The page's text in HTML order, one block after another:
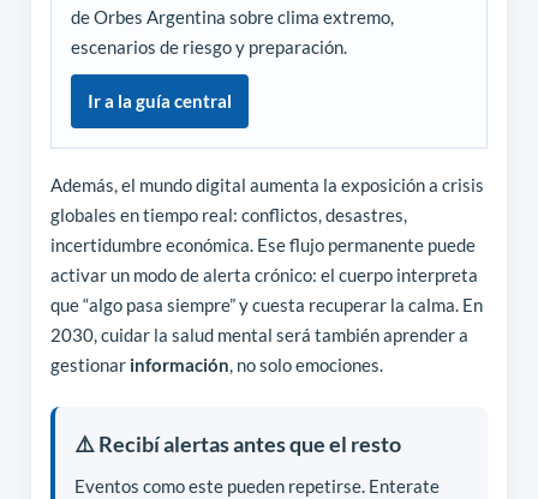
de Orbes Argentina sobre clima extremo,
escenarios de riesgo y preparación.
Ir a la guía central
Además, el mundo digital aumenta la exposición a crisis
globales en tiempo real: conflictos, desastres,
incertidumbre económica. Ese flujo permanente puede
activar un modo de alerta crónico: el cuerpo interpreta
que “algo pasa siempre” y cuesta recuperar la calma. En
2030, cuidar la salud mental será también aprender a
gestionar información, no solo emociones.
⚠️ Recibí alertas antes que el resto
Eventos como este pueden repetirse. Enterate